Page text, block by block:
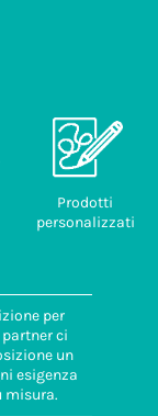
Prodotti
personalizzati
per
ci
un
esigenza
misura.